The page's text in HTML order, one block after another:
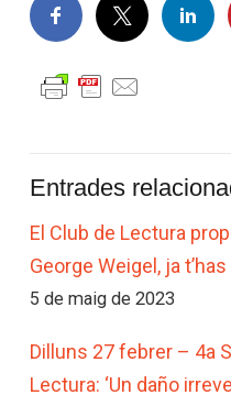
Entrades
El Club de Lectura
George Weigel, ja
5 de maig de 2023
Dilluns 27 febrer – 4a
Lectura: ‘Un daño